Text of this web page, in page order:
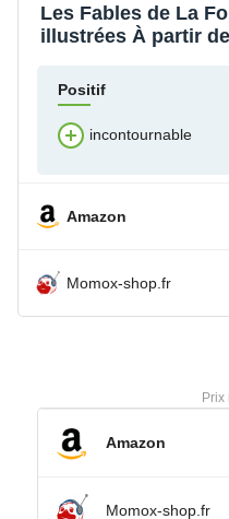
Les Fables de La
illustrées À partir
Positif
incontournable
Amazon
Momox-shop.fr
Amazon
Momox-shop.fr